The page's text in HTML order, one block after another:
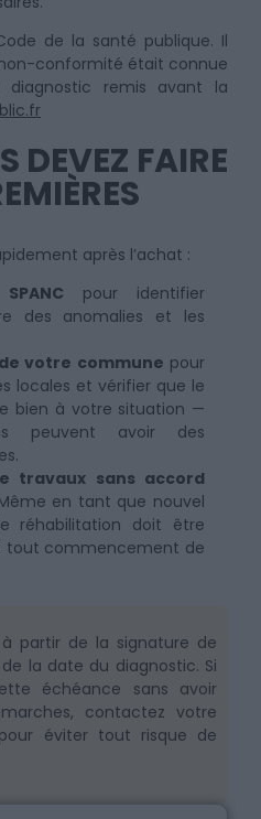
de la santé publique. Il
non-conformité était connue
remis avant la
DEVEZ FAIRE
après l’achat :
pour identifier
des anomalies et les
votre commune pour
locales et vérifier que le
bien à votre situation —
peuvent avoir des
travaux sans accord
Même en tant que nouvel
réhabilitation doit être
tout commencement de
partir de la signature de
la date du diagnostic. Si
échéance sans avoir
contactez votre
éviter tout risque de